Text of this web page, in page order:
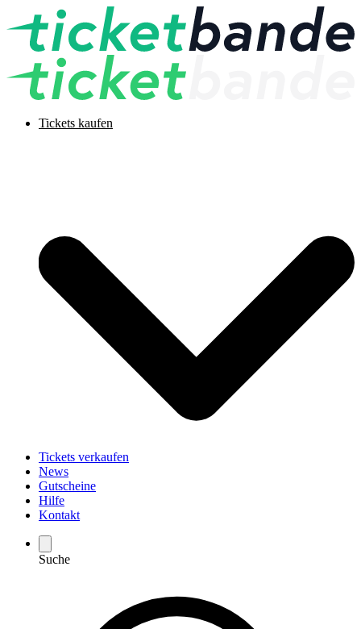
Tickets kaufen
Tickets verkaufen
News
Gutscheine
Hilfe
Kontakt
Suche